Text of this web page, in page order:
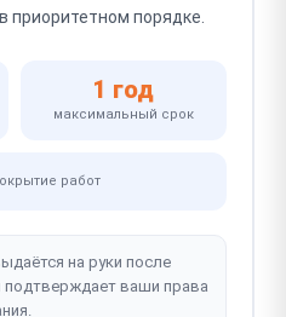
приоритетном порядке.
1 год
максимальный срок
работ
на руки после
подтверждает ваши права